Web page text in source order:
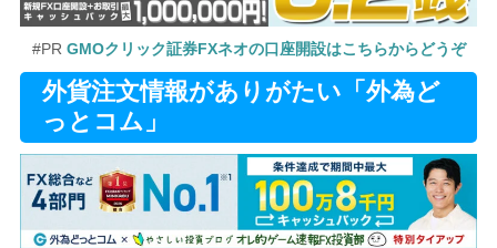
#PR GMOクリック証券FXネオの口座開設はこちらからどうぞ
外貨注文情報がありがたい「外為ど
っとコム」